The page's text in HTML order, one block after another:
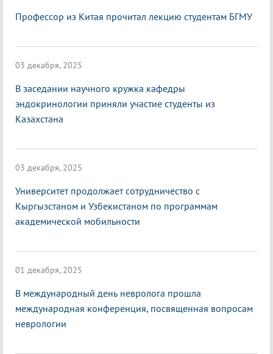
Профессор из Китая прочитал лекцию студентам БГМУ
03 декабря, 2025
В заседании научного кружка кафедры
эндокринологии приняли участие студенты из
Казахстана
03 декабря, 2025
Университет продолжает сотрудничество с
Кыргызстаном и Узбекистаном по программам
академической мобильности
01 декабря, 2025
В международный день невролога прошла
международная конференция, посвященная вопросам
неврологии